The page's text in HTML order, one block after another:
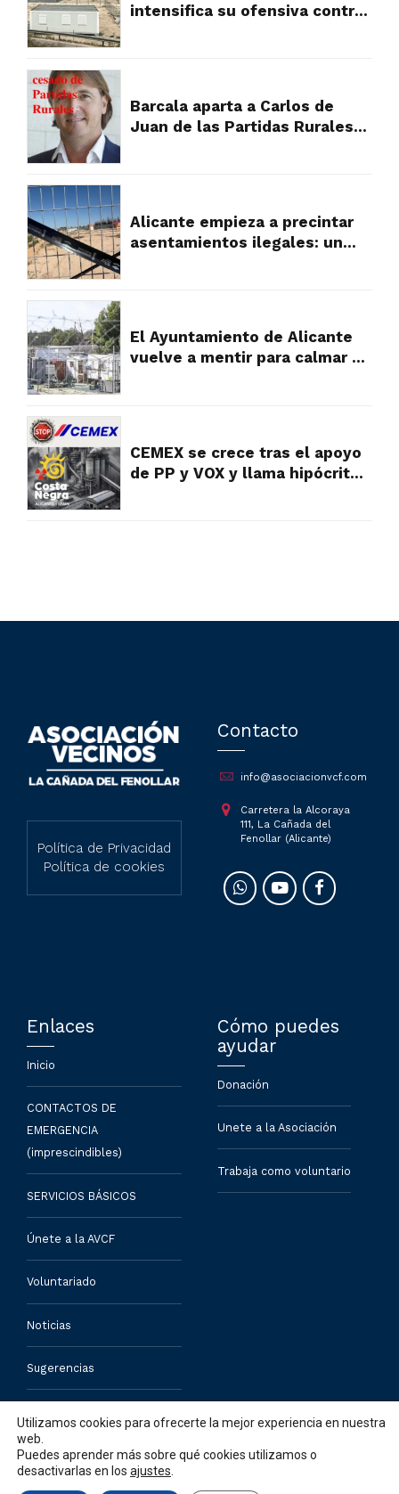
intensifica su ofensiva contra
Barcala aparta a Carlos de
Juan de las Partidas Rurales
Alicante empieza a precintar
asentamientos ilegales: un
El Ayuntamiento de Alicante
vuelve a mentir para calmar a
CEMEX se crece tras el apoyo
de PP y VOX y llama hipócritas
Política de Privacidad
Política de cookies
Contacto
info@asociacionvcf.com
Carretera la Alcoraya
111, La Cañada del
Fenollar (Alicante)
Enlaces
Inicio
CONTACTOS DE
EMERGENCIA
(imprescindibles)
SERVICIOS BÁSICOS
Únete a la AVCF
Voluntariado
Noticias
Sugerencias
Cómo puedes
ayudar
Donación
Unete a la Asociación
Trabaja como voluntario
Utilizamos cookies para ofrecerte la mejor experiencia en nuestra
web.
Puedes aprender más sobre qué cookies utilizamos o
desactivarlas en los ajustes